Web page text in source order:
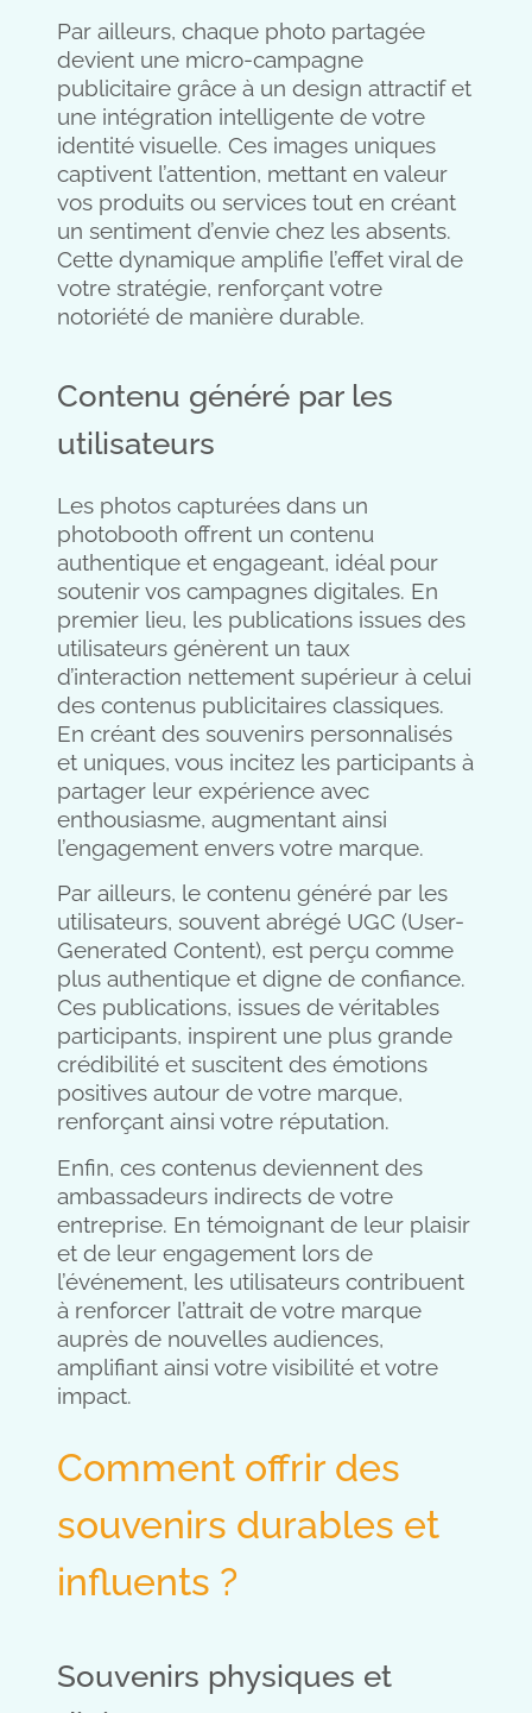
Par ailleurs, chaque photo partagée
devient une micro-campagne
publicitaire grâce à un design attractif et
une intégration intelligente de votre
identité visuelle. Ces images uniques
captivent l’attention, mettant en valeur
vos produits ou services tout en créant
un sentiment d’envie chez les absents.
Cette dynamique amplifie l’effet viral de
votre stratégie, renforçant votre
notoriété de manière durable.
Contenu généré par les
utilisateurs
Les photos capturées dans un
photobooth offrent un contenu
authentique et engageant, idéal pour
soutenir vos campagnes digitales. En
premier lieu, les publications issues des
utilisateurs génèrent un taux
d’interaction nettement supérieur à celui
des contenus publicitaires classiques.
En créant des souvenirs personnalisés
et uniques, vous incitez les participants à
partager leur expérience avec
enthousiasme, augmentant ainsi
l’engagement envers votre marque.
Par ailleurs, le contenu généré par les
utilisateurs, souvent abrégé UGC (User-
Generated Content), est perçu comme
plus authentique et digne de confiance.
Ces publications, issues de véritables
participants, inspirent une plus grande
crédibilité et suscitent des émotions
positives autour de votre marque,
renforçant ainsi votre réputation.
Enfin, ces contenus deviennent des
ambassadeurs indirects de votre
entreprise. En témoignant de leur plaisir
et de leur engagement lors de
l’événement, les utilisateurs contribuent
à renforcer l’attrait de votre marque
auprès de nouvelles audiences,
amplifiant ainsi votre visibilité et votre
impact.
Comment offrir des
souvenirs durables et
influents ?
Souvenirs physiques et